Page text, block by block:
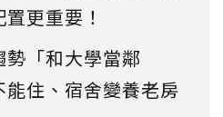
更重要！
「和大學當鄰
住、宿舍變養老房